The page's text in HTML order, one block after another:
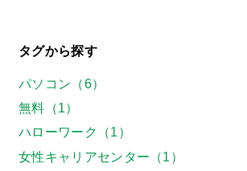
タグから探す
パソコン（6）
無料（1）
ハローワーク（1）
女性キャリアセンター（1）